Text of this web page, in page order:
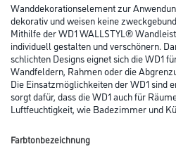
Wanddekorationselement zur
dekorativ und weisen keine
Mithilfe der WD1 WALLSTYL®
individuell gestalten und verschönern.
schlichten Designs eignet sich die WD1
Wandfeldern, Rahmen oder die
Die Einsatzmöglichkeiten der WD1 sind
sorgt dafür, dass die WD1 auch für
Luftfeuchtigkeit, wie Badezimmer und
Farbtonbezeichnung